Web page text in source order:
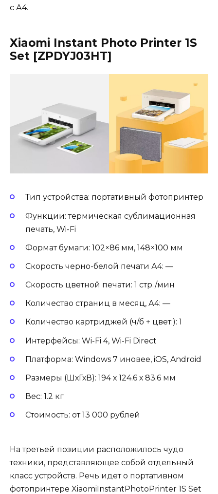
с А4.
Xiaomi Instant Photo Printer 1S
Set [ZPDYJ03HT]
Тип устройства: портативный фотопринтер
Функции: термическая сублимационная
печать, Wi-Fi
Формат бумаги: 102×86 мм, 148×100 мм
Скорость черно-белой печати А4: —
Скорость цветной печати: 1 стр./мин
Количество страниц в месяц, А4: —
Количество картриджей (ч/б + цвет.): 1
Интерфейсы: Wi-Fi 4, Wi-Fi Direct
Платформа: Windows 7 иновее, iOS, Android
Размеры (ШхГхВ): 194 х 124.6 х 83.6 мм
Вес: 1.2 кг
Стоимость: от 13 000 рублей
На третьей позиции расположилось чудо
техники, представляющее собой отдельный
класс устройств. Речь идет о портативном
фотопринтере XiaomiInstantPhotoPrinter 1S Set